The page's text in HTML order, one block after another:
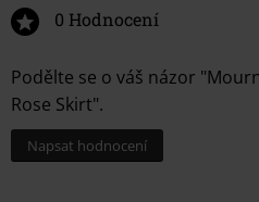
0 Hodnocení
Podělte se o váš názor
Rose Skirt".
Napsat hodnocení